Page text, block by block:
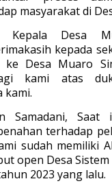
masyarakat di
Kepala Desa
kepada
Desa Muaro
kami atas
kami.
Samadani,
terhadap
sudah memiliki
open Desa
2023 yang lalu.